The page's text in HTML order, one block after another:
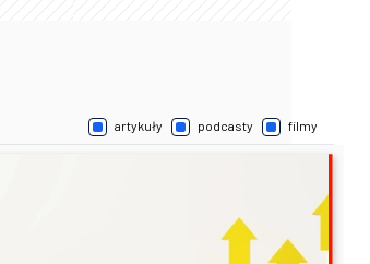
artykuły podcasty filmy